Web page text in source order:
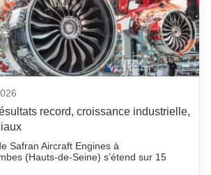
record, croissance industrielle,
Safran Aircraft Engines à
(Hauts-de-Seine) s’étend sur 15